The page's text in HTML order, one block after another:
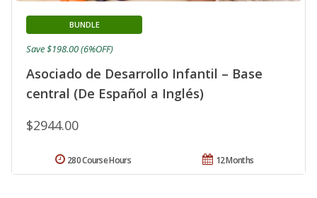
Asociado de Desarrollo Infantil – Base
central (De Español a Inglés)
BUNDLE
$2944.00
Save $198.00 (6%OFF)
12 Months
280 Course Hours